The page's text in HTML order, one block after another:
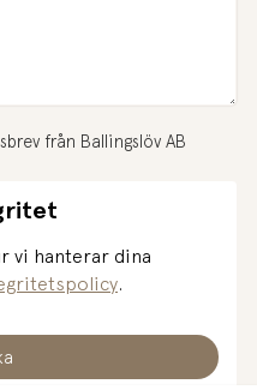
från Ballingslöv AB
vi hanterar dina
.